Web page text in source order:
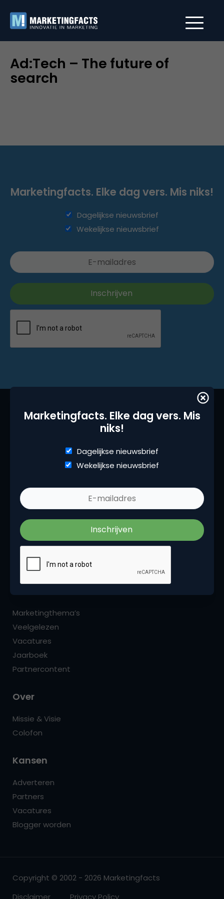
Ad:Tech – The future of
search
Marketingfacts. Elke dag vers. Mis
niks!
Dagelijkse nieuwsbrief
Wekelijkse nieuwsbrief
Marketingfacts. Elke dag vers. Mis niks!
Dagelijkse nieuwsbrief
Wekelijkse nieuwsbrief
iedere dag vers. Wij zijn hét platform voor
marketingprofessionals. Het zijn de insights,
marketingcommunity binden.
Marketingthema’s
Veelgelezen
Vacatures
Jaarboek
Partnercontent
Over
Missie & Visie
Colofon
Kansen
Adverteren
Partners
Vacatures
Blogger worden
Copyright © 2002 - 2026 Marketingfacts
Disclaimer
Privacy Policy